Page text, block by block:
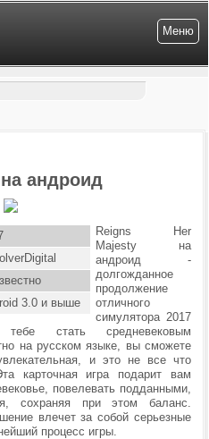
Меню
андроид
3.0 и выше
Reigns Her
Majesty на
андроид -
долгожданное
продолжение
отличного
симулятора 2017
стать средневековым
на русском языке, вы сможете
и это не все что
карточная игра подарит вам
повелевать подданными,
сохраняя при этом баланс.
влечет за собой серьезные
процесс игры.